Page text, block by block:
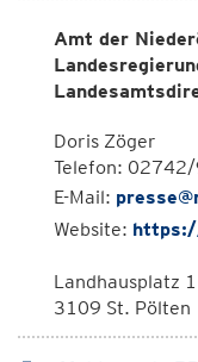
Amt der
Doris Zöger
Telefon:
E-Mail:
Website:
Landhausplatz 1
3109 St. Pölten